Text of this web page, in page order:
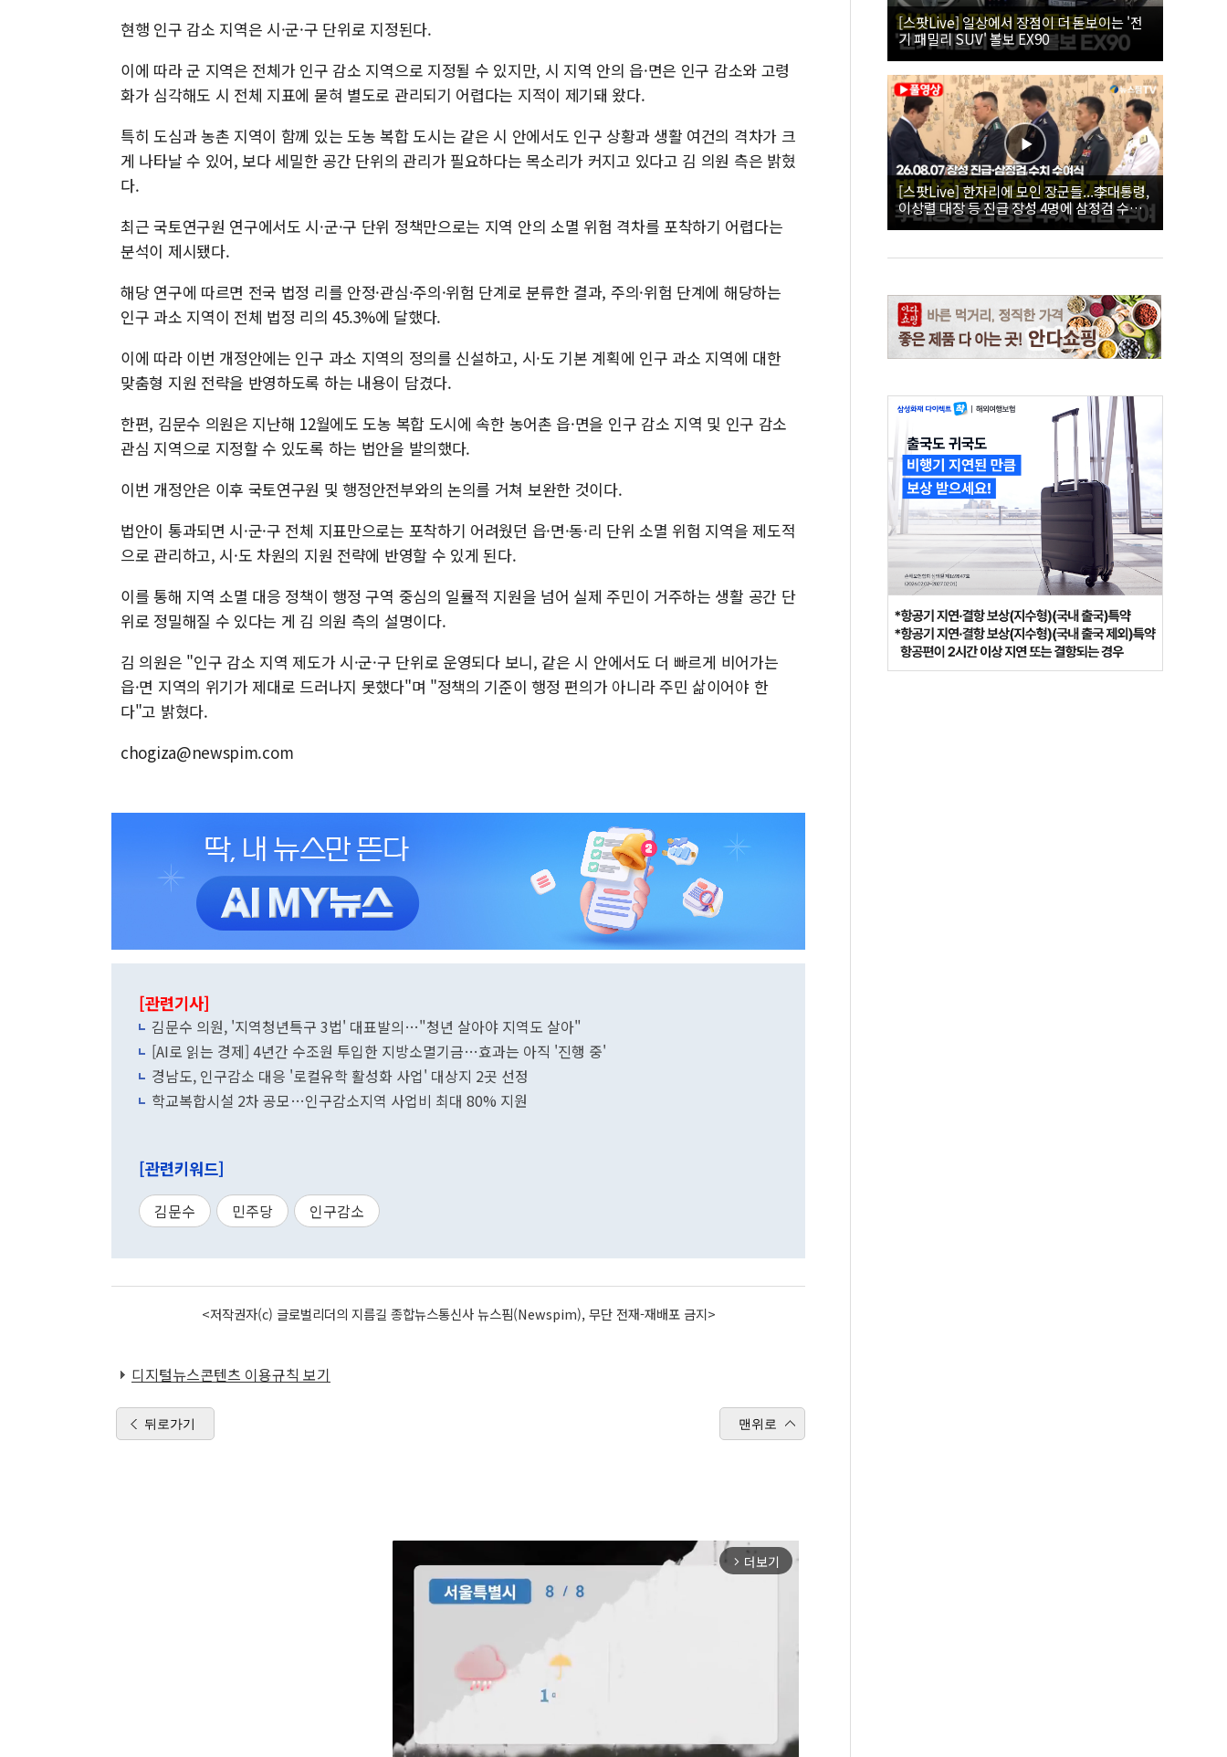
현행 인구 감소 지역은 시·군·구 단위로 지정된다.
이에 따라 군 지역은 전체가 인구 감소 지역으로 지정될 수 있지만, 시 지역 안의 읍·면은 인구 감소와 고령
화가 심각해도 시 전체 지표에 묻혀 별도로 관리되기 어렵다는 지적이 제기돼 왔다.
특히 도심과 농촌 지역이 함께 있는 도농 복합 도시는 같은 시 안에서도 인구 상황과 생활 여건의 격차가 크
게 나타날 수 있어, 보다 세밀한 공간 단위의 관리가 필요하다는 목소리가 커지고 있다고 김 의원 측은 밝혔
다.
최근 국토연구원 연구에서도 시·군·구 단위 정책만으로는 지역 안의 소멸 위험 격차를 포착하기 어렵다는
분석이 제시됐다.
해당 연구에 따르면 전국 법정 리를 안정·관심·주의·위험 단계로 분류한 결과, 주의·위험 단계에 해당하는
인구 과소 지역이 전체 법정 리의 45.3%에 달했다.
이에 따라 이번 개정안에는 인구 과소 지역의 정의를 신설하고, 시·도 기본 계획에 인구 과소 지역에 대한
맞춤형 지원 전략을 반영하도록 하는 내용이 담겼다.
한편, 김문수 의원은 지난해 12월에도 도농 복합 도시에 속한 농어촌 읍·면을 인구 감소 지역 및 인구 감소
관심 지역으로 지정할 수 있도록 하는 법안을 발의했다.
이번 개정안은 이후 국토연구원 및 행정안전부와의 논의를 거쳐 보완한 것이다.
법안이 통과되면 시·군·구 전체 지표만으로는 포착하기 어려웠던 읍·면·동·리 단위 소멸 위험 지역을 제도적
으로 관리하고, 시·도 차원의 지원 전략에 반영할 수 있게 된다.
이를 통해 지역 소멸 대응 정책이 행정 구역 중심의 일률적 지원을 넘어 실제 주민이 거주하는 생활 공간 단
위로 정밀해질 수 있다는 게 김 의원 측의 설명이다.
김 의원은 "인구 감소 지역 제도가 시·군·구 단위로 운영되다 보니, 같은 시 안에서도 더 빠르게 비어가는
읍·면 지역의 위기가 제대로 드러나지 못했다"며 "정책의 기준이 행정 편의가 아니라 주민 삶이어야 한
다"고 밝혔다.
chogiza@newspim.com
[관련기사]
김문수 의원, '지역청년특구 3법' 대표발의…"청년 살아야 지역도 살아"
[AI로 읽는 경제] 4년간 수조원 투입한 지방소멸기금…효과는 아직 '진행 중'
경남도, 인구감소 대응 '로컬유학 활성화 사업' 대상지 2곳 선정
학교복합시설 2차 공모…인구감소지역 사업비 최대 80% 지원
[관련키워드]
김문수 민주당 인구감소
<저작권자(c) 글로벌리더의 지름길 종합뉴스통신사 뉴스핌(Newspim), 무단 전재-재배포 금지>
디지털뉴스콘텐츠 이용규칙 보기
뒤로가기 맨위로
arrow_forward_ios 더보기
[스팟Live] 일상에서 장점이 더 돋보이는 '전
기 패밀리 SUV' 볼보 EX90
[스팟Live] 한자리에 모인 장군들...李대통령,
이상렬 대장 등 진급 장성 4명에 삼정검 수치
직접 수여｜26.08.07 장성 진급·삼정검 수치